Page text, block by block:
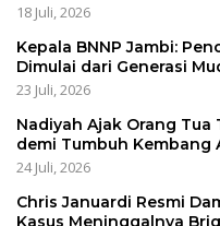
18 Juli, 2026
Kepala BNNP Jambi:
Dimulai dari Generasi
23 Juli, 2026
Nadiyah Ajak Orang
demi Tumbuh Kembang
24 Juli, 2026
Chris Januardi Resmi
Kasus Meninggalnya